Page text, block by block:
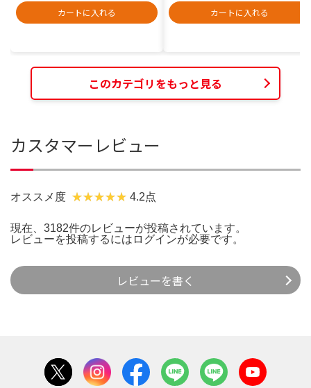
カートに入れる
カートに入れる
このカテゴリをもっと見る
カスタマーレビュー
オススメ度 4.2点
現在、3182件のレビューが投稿されています。
レビューを投稿するには ログインが必要です。
レビューを書く